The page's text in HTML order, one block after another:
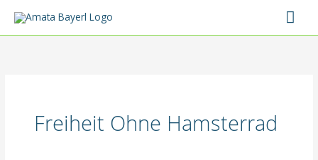
Inhalt
Freiheit Ohne Hamsterrad